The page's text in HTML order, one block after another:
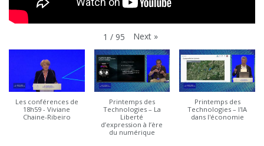
1 / 95 Next »
Les conférences de
18h59 - Viviane
Chaine-Ribeiro
Printemps des
Technologies – La
Liberté
d’expression à l’ère
du numérique
Printemps des
Technologies – l'IA
dans l'économie